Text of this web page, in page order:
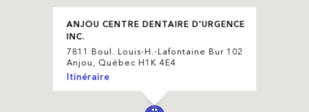
ANJOU CENTRE DENTAIRE D'URGENCE
INC.
7811 Boul. Louis-H.-Lafontaine Bur 102
Anjou, Québec H1K 4E4
Itinéraire